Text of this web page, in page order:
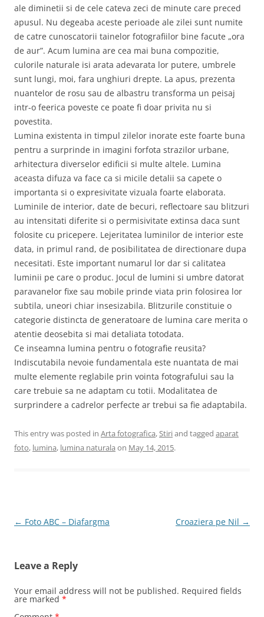
ale diminetii si de cele cateva zeci de minute care preced
apusul. Nu degeaba aceste perioade ale zilei sunt numite
de catre cunoscatorii tainelor fotografiilor bine facute „ora
de aur”. Acum lumina are cea mai buna compozitie,
culorile naturale isi arata adevarata lor putere, umbrele
sunt lungi, moi, fara unghiuri drepte. La apus, prezenta
nuantelor de rosu sau de albastru transforma un peisaj
intr-o feerica poveste ce poate fi doar privita nu si
povestita.
Lumina existenta in timpul zilelor inorate este foarte buna
pentru a surprinde in imagini forfota strazilor urbane,
arhitectura diverselor edificii si multe altele. Lumina
aceasta difuza va face ca si micile detalii sa capete o
importanta si o expresivitate vizuala foarte elaborata.
Luminile de interior, date de becuri, reflectoare sau blitzuri
au intensitati diferite si o permisivitate extinsa daca sunt
folosite cu pricepere. Lejeritatea luminilor de interior este
data, in primul rand, de posibilitatea de directionare dupa
necesitati. Este important numarul lor dar si calitatea
luminii pe care o produc. Jocul de lumini si umbre datorat
paravanelor fixe sau mobile prinde viata prin folosirea lor
subtila, uneori chiar insesizabila. Blitzurile constituie o
categorie distincta de generatoare de lumina care merita o
atentie deosebita si mai detaliata totodata.
Ce inseamna lumina pentru o fotografie reusita?
Indiscutabila nevoie fundamentala este nuantata de mai
multe elemente reglabile prin vointa fotografului sau la
care trebuie sa ne adaptam cu totii. Modalitatea de
surprindere a cadrelor perfecte ar trebui sa fie adaptabila.
This entry was posted in Arta fotografica,Stiriand tagged aparat
foto, lumina, lumina naturala on May 14, 2015.
Post
← Foto ABC – Diafargma Croaziera pe Nil →
Leave a Reply
Your email address will not be published. Required fields
are marked *